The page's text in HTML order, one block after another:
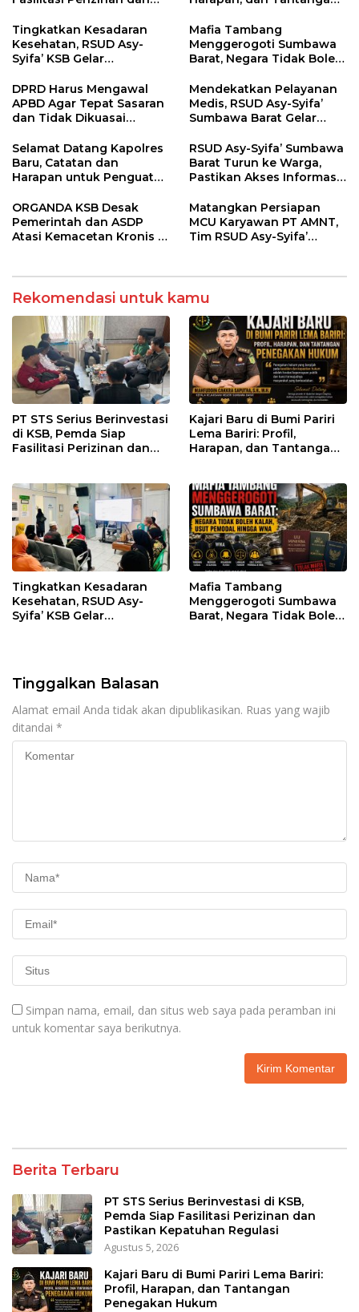
Regulasi
Tingkatkan Kesadaran
Kesehatan, RSUD Asy-
Syifa’ KSB Gelar
Melitus pada Lansia
Mafia Tambang
Menggerogoti Sumbawa
Barat, Negara Tidak Boleh
hingga WNA
DPRD Harus Mengawal
APBD Agar Tepat Sasaran
dan Tidak Dikuasai
Tertentu
Mendekatkan Pelayanan
Medis, RSUD Asy-Syifa’
Sumbawa Barat Gelar
Kesehatan di Taliwang
Selamat Datang Kapolres
Baru, Catatan dan
Harapan untuk Penguatan
RSUD Asy-Syifa’ Sumbawa
Barat Turun ke Warga,
Pastikan Akses Informasi
ORGANDA KSB Desak
Pemerintah dan ASDP
Atasi Kemacetan Kronis di
Matangkan Persiapan
MCU Karyawan PT AMNT,
Tim RSUD Asy-Syifa’
Rekomendasi untuk kamu
PT STS Serius Berinvestasi
di KSB, Pemda Siap
Fasilitasi Perizinan dan
Kajari Baru di Bumi Pariri
Lema Bariri: Profil,
Harapan, dan Tantangan
Tingkatkan Kesadaran
Kesehatan, RSUD Asy-
Syifa’ KSB Gelar
Mafia Tambang
Menggerogoti Sumbawa
Barat, Negara Tidak Boleh
Tinggalkan Balasan
Alamat email Anda tidak akan dipublikasikan. Ruas yang wajib
ditandai *
Simpan nama, email, dan situs web saya pada peramban ini
untuk komentar saya berikutnya.
Berita Terbaru
PT STS Serius Berinvestasi di KSB,
Pemda Siap Fasilitasi Perizinan dan
Pastikan Kepatuhan Regulasi
Agustus 5, 2026
Kajari Baru di Bumi Pariri Lema Bariri:
Profil, Harapan, dan Tantangan
Penegakan Hukum